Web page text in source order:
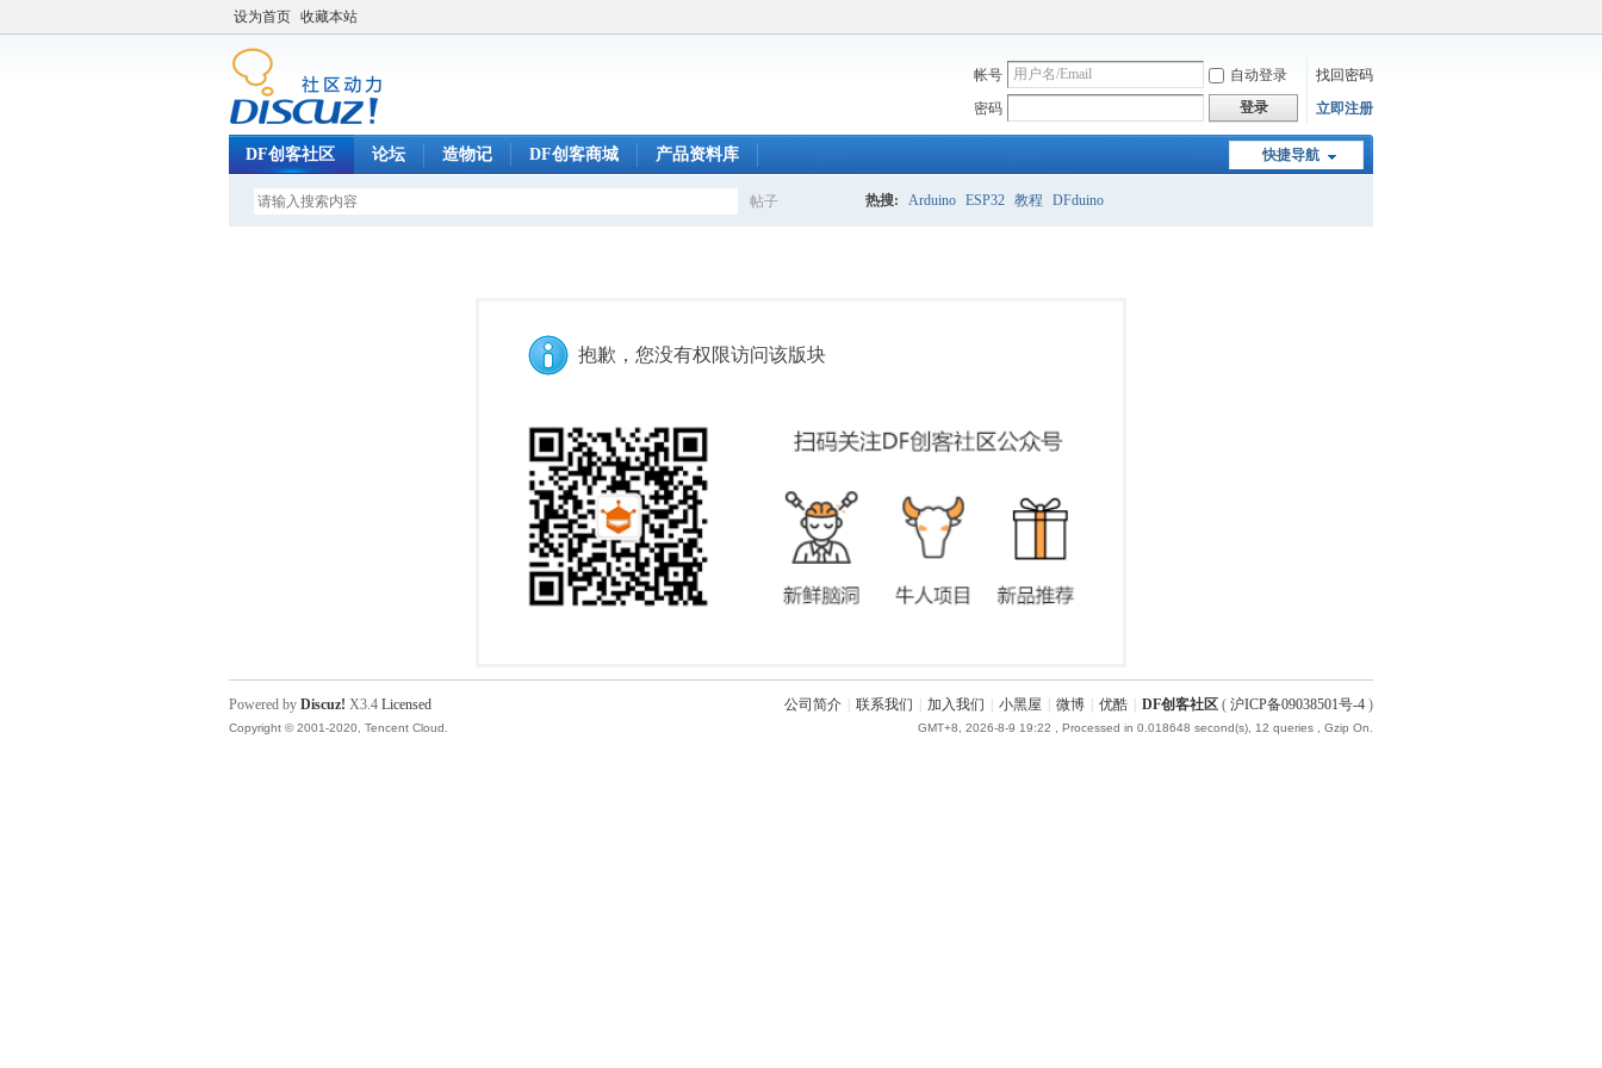
设为首页 收藏本站
帐号 自动登录
找回密码
密码
登录 立即注册
快捷导航
DF创客社区 论坛 造物记 DF创客商城 产品资料库
帖子 热搜: Arduino ESP32 教程 DFduino
抱歉，您没有权限访问该版块
公司简介 联系我们 加入我们 小黑屋 微博 优酷 DF创客社区 ( 沪ICP备09038501号-4 )
GMT+8, 2026-8-9 19:22 , Processed in 0.018648 second(s), 12 queries , Gzip On.
Powered by Discuz! X3.4 Licensed
Copyright © 2001-2020, Tencent Cloud.